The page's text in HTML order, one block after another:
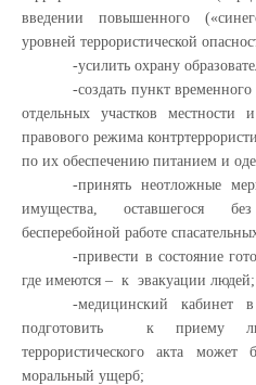
введении повышенного
уровней террористической
-усилить охрану
-создать пункт
отдельных участков местности
правового режима
по их обеспечению питанием и
-принять неотложные
имущества, оставшегося
бесперебойной работе
-привести в состояние
где имеются – к эвакуации людей;
-медицинский кабинет в
подготовить к приему
террористического акта
моральный ущерб;